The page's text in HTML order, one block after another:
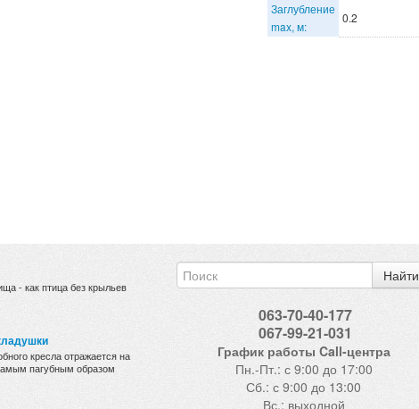
Заглубление
max, м:
0.2
- как птица без крыльев
кресла отражается на
пагубным образом
Найти
063-70-40-177
067-99-21-031
График работы Call-центра
Пн.-Пт.: с 9:00 до 17:00
Сб.: с 9:00 до 13:00
Вс.: выходной